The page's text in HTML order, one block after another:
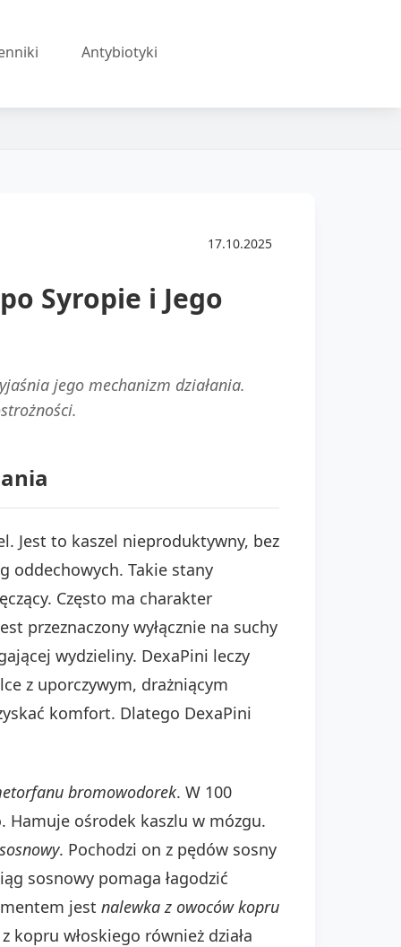
Antybiotyki
17.10.2025
Syropie i Jego
jego mechanizm działania.
Jest to kaszel nieproduktywny, bez
oddechowych. Takie stany
Często ma charakter
przeznaczony wyłącznie na suchy
wydzieliny. DexaPini leczy
z uporczywym, drażniącym
komfort. Dlatego DexaPini
bromowodorek. W 100
ośrodek kaszlu w mózgu.
. Pochodzi on z pędów sosny
sosnowy pomaga łagodzić
jest nalewka z owoców kopru
włoskiego również działa